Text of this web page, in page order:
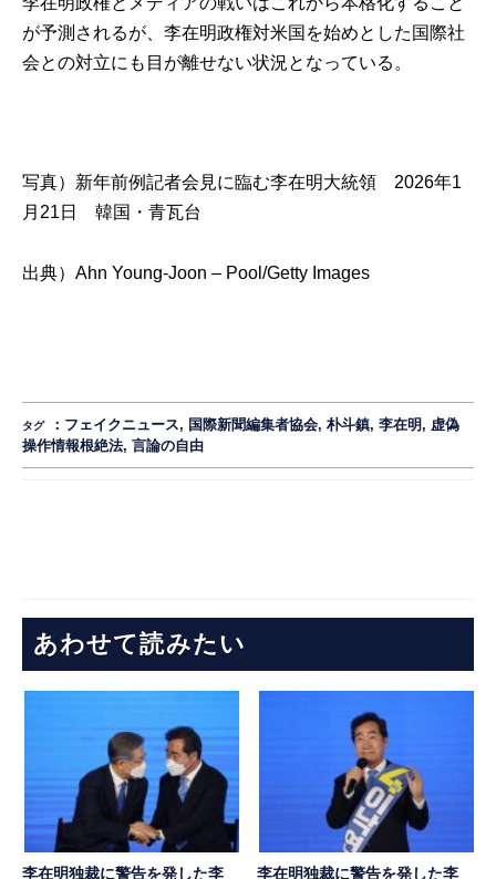
が予測されるが、李在明政権対米国を始めとした国際社
会との対立にも目が離せない状況となっている。
写真）新年前例記者会見に臨む李在明大統領 2026年1
月21日 韓国・青瓦台
出典）Ahn Young-Joon – Pool/Getty Images
タグ ： フェイクニュース, 国際新聞編集者協会,朴斗鎮,李在明 , 虚偽
操作情報根絶法,言論の自由
あわせて読みたい
李在明独裁に警告を発した李 李在明独裁に警告を発した李